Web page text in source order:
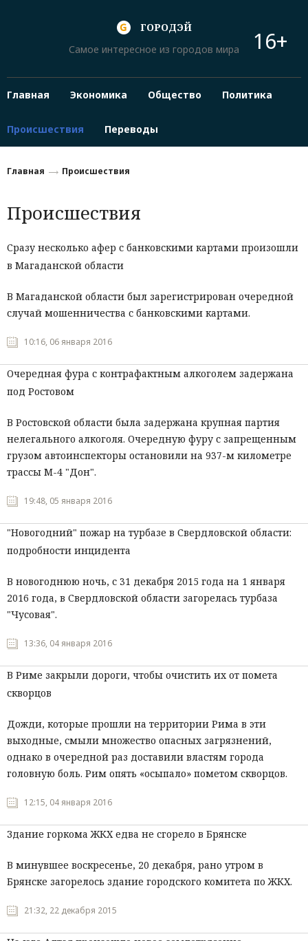
ГОРОДЭЙ
Самое интересное из городов мира
16+
Главная Экономика Общество Политика
Происшествия Переводы
Главная Происшествия
Происшествия
Сразу несколько афер с банковскими картами произошли
в Магаданской области
В Магаданской области был зарегистрирован очередной
случай мошенничества с банковскими картами.
10:16, 06 января 2016
Очередная фура с контрафактным алкоголем задержана
под Ростовом
В Ростовской области была задержана крупная партия
нелегального алкоголя. Очередную фуру с запрещенным
грузом автоинспекторы остановили на 937-м километре
трассы М-4 "Дон".
19:48, 05 января 2016
"Новогодний" пожар на турбазе в Свердловской области:
подробности инцидента
В новогоднюю ночь, с 31 декабря 2015 года на 1 января
2016 года, в Свердловской области загорелась турбаза
"Чусовая".
13:36, 04 января 2016
В Риме закрыли дороги, чтобы очистить их от помета
скворцов
Дожди, которые прошли на территории Рима в эти
выходные, смыли множество опасных загрязнений,
однако в очередной раз доставили властям города
головную боль. Рим опять «осыпало» пометом скворцов.
12:15, 04 января 2016
Здание горкома ЖКХ едва не сгорело в Брянске
В минувшее воскресенье, 20 декабря, рано утром в
Брянске загорелось здание городского комитета по ЖКХ.
21:32, 22 декабря 2015